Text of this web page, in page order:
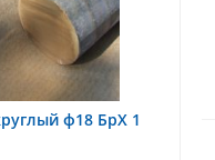
ф18 БрХ 1